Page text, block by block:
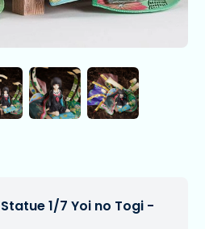
1/7 Yoi no Togi -